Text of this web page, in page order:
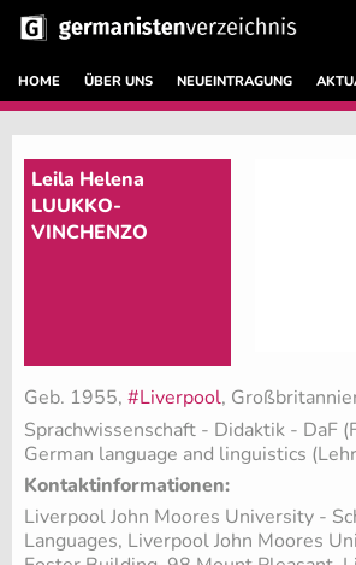
HOME ÜBER UNS NEUEINTRAGUNG
Leila Helena
LUUKKO-
VINCHENZO
Geb. 1955, #Liverpool,
Sprachwissenschaft - Didaktik - DaF
German language and linguistics
Kontaktinformationen:
Liverpool John Moores University -
Languages, Liverpool John Moores